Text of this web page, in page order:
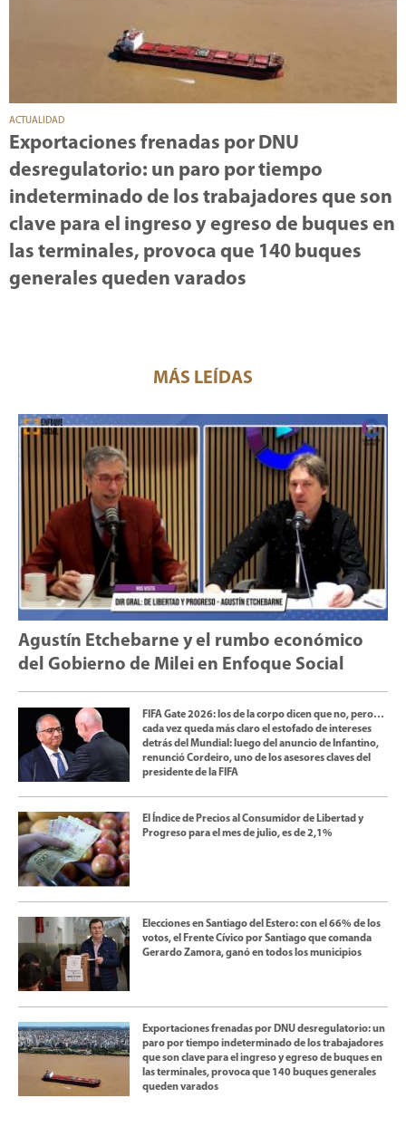
ACTUALIDAD
Exportaciones frenadas por DNU
desregulatorio: un paro por tiempo
indeterminado de los trabajadores que son
clave para el ingreso y egreso de buques en
las terminales, provoca que 140 buques
generales queden varados
MÁS LEÍDAS
Agustín Etchebarne y el rumbo económico
del Gobierno de Milei en Enfoque Social
FIFA Gate 2026: los de la corpo dicen que no, pero…
cada vez queda más claro el estofado de intereses
detrás del Mundial: luego del anuncio de Infantino,
renunció Cordeiro, uno de los asesores claves del
presidente de la FIFA
El Índice de Precios al Consumidor de Libertad y
Progreso para el mes de julio, es de 2,1%
Elecciones en Santiago del Estero: con el 66% de los
votos, el Frente Cívico por Santiago que comanda
Gerardo Zamora, ganó en todos los municipios
Exportaciones frenadas por DNU desregulatorio: un
paro por tiempo indeterminado de los trabajadores
que son clave para el ingreso y egreso de buques en
las terminales, provoca que 140 buques generales
queden varados